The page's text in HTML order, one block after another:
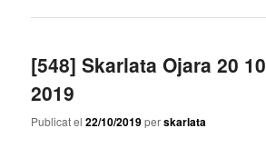
[548] Skarlata Ojara 20 10
2019
Publicat el22/10/2019perskarlata